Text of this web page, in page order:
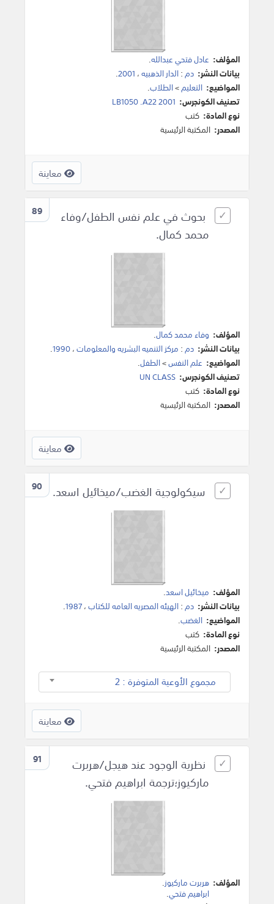
المؤلف: عادل فتحي عبدالله.
بيانات النشر: دم:الدار الذهبيه، 2001
.
المواضيع: التعليم>الطلاب.
تصنيف الكونجرس: LB1050 .A22 2001
نوع المادة: كتب
المصدر: المكتبة الرئيسية
معاينة
89
بحوث في علم نفس الطفل/وفاء
محمد كمال.
المؤلف: وفاء محمد كمال.
بيانات النشر: دم: مركز التنميه البشريه والمعلومات،1990
.
المواضيع: علم النفس>الطفل.
تصنيف الكونجرس: UN CLASS
نوع المادة: كتب
المصدر: المكتبة الرئيسية
معاينة
90 سيكولوجية الغضب/ميخائيل اسعد.
المؤلف: ميخائيل اسعد.
بيانات النشر: دم:الهيئه المصريه العامه للكتاب،1987
.
المواضيع: الغضب.
نوع المادة: كتب
المصدر: المكتبة الرئيسية
مجموع الأوعية المتوفرة : 2
معاينة
91
نظرية الوجود عند هيجل/هربرت
ماركيوز؛ترجمة ابراهيم فتحي.
المؤلف: هربرت ماركيوز.
ابراهيم فتحي.